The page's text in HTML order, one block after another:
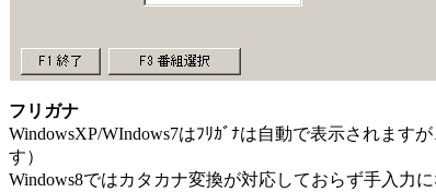
フリガナ
WindowsXP/WIndows7はﾌﾘｶﾞﾅは自動で表示されま
す）
Windows8ではカタカナ変換が対応しておらず手入力